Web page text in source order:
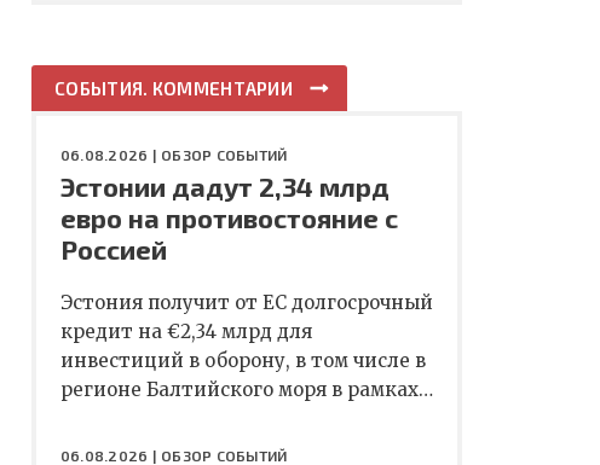
СОБЫТИЯ. КОММЕНТАРИИ
06.08.2026 | ОБЗОР СОБЫТИЙ
Эстонии дадут 2,34 млрд
евро на противостояние с
Россией
Эстония получит от ЕС долгосрочный
кредит на €2,34 млрд для
инвестиций в оборону, в том числе в
регионе Балтийского моря в рамках…
06.08.2026 | ОБЗОР СОБЫТИЙ